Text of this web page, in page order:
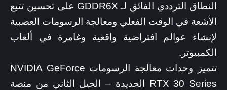
النطاق الترددي الفائق لـ GDDR6X على تحسين تتبع
الأشعة في الوقت الفعلي ومعالجة الرسومات العصبية
لإنشاء عوالم افتراضية واقعية وغامرة في ألعاب
الكمبيوتر.
تتميز وحدات معالجة الرسومات NVIDIA GeForce
RTX 30 Series الجديدة – الجيل الثاني من منصة